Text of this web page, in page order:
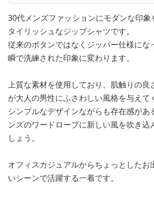
30代メンズファッションにモダンな印象
タイリッシュなジップシャツです。
従来のボタンではなくジッパー仕様にな
瞬で洗練された印象に変わります。
上質な素材を使用しており、肌触りの良
が大人の男性にふさわしい風格を与えて
シンプルなデザインながらも存在感があ
ンズのワードローブに新しい風を吹き込
しょう。
オフィスカジュアルからちょっとしたお
いシーンで活躍する一着です。